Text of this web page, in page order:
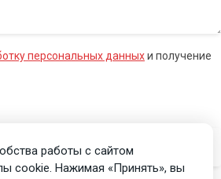
персональных данныхи получение
работы с сайтом
cookie. Нажимая «Принять», вы